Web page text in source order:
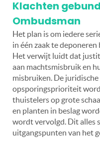
Klachten
Ombudsman
Het plan is om iedere
in één zaak te
Het verwijt luidt dat
aan machtsmisbruik en
misbruiken. De
opsporingsprioriteit
thuistelers op grote
en planten in beslag
wordt vervolgd. Dit alles
uitgangspunten van het